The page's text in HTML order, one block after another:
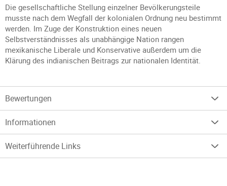
Die gesellschaftliche Stellung einzelner Bevölkerungsteile
musste nach dem Wegfall der kolonialen Ordnung neu bestimmt
werden. Im Zuge der Konstruktion eines neuen
Selbstverständnisses als unabhängige Nation rangen
mexikanische Liberale und Konservative außerdem um die
Klärung des indianischen Beitrags zur nationalen Identität.
Bewertungen
Informationen
Weiterführende Links